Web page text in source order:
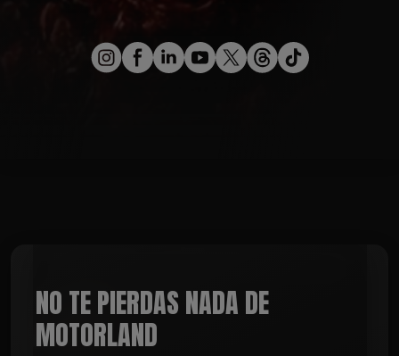
NO TE PIERDAS NADA DE
MOTORLAND